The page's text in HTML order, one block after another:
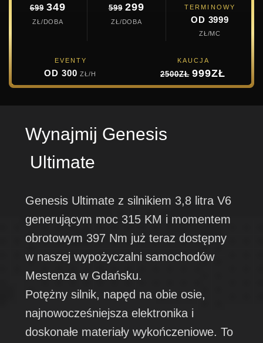
699 349
ZŁ/DOBA
599 299
ZŁ/DOBA
TERMINOWY
OD 3999
ZŁ/MC
EVENTY
OD 300 ZŁ/H
KAUCJA
2500ZŁ 999ZŁ
Wynajmij Genesis
Ultimate
Genesis Ultimate z silnikiem 3,8 litra V6
generującym moc 315 KM i momentem
obrotowym 397 Nm już teraz dostępny
w naszej wypożyczalni samochodów
Mestenza w Gdańsku.
Potężny silnik, napęd na obie osie,
najnowocześniejsza elektronika i
doskonałe materiały wykończeniowe. To